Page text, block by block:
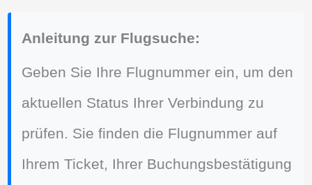
Anleitung zur Flugsuche:
Geben Sie Ihre Flugnummer ein, um den
aktuellen Status Ihrer Verbindung zu
prüfen. Sie finden die Flugnummer auf
Ihrem Ticket, Ihrer Buchungsbestätigung